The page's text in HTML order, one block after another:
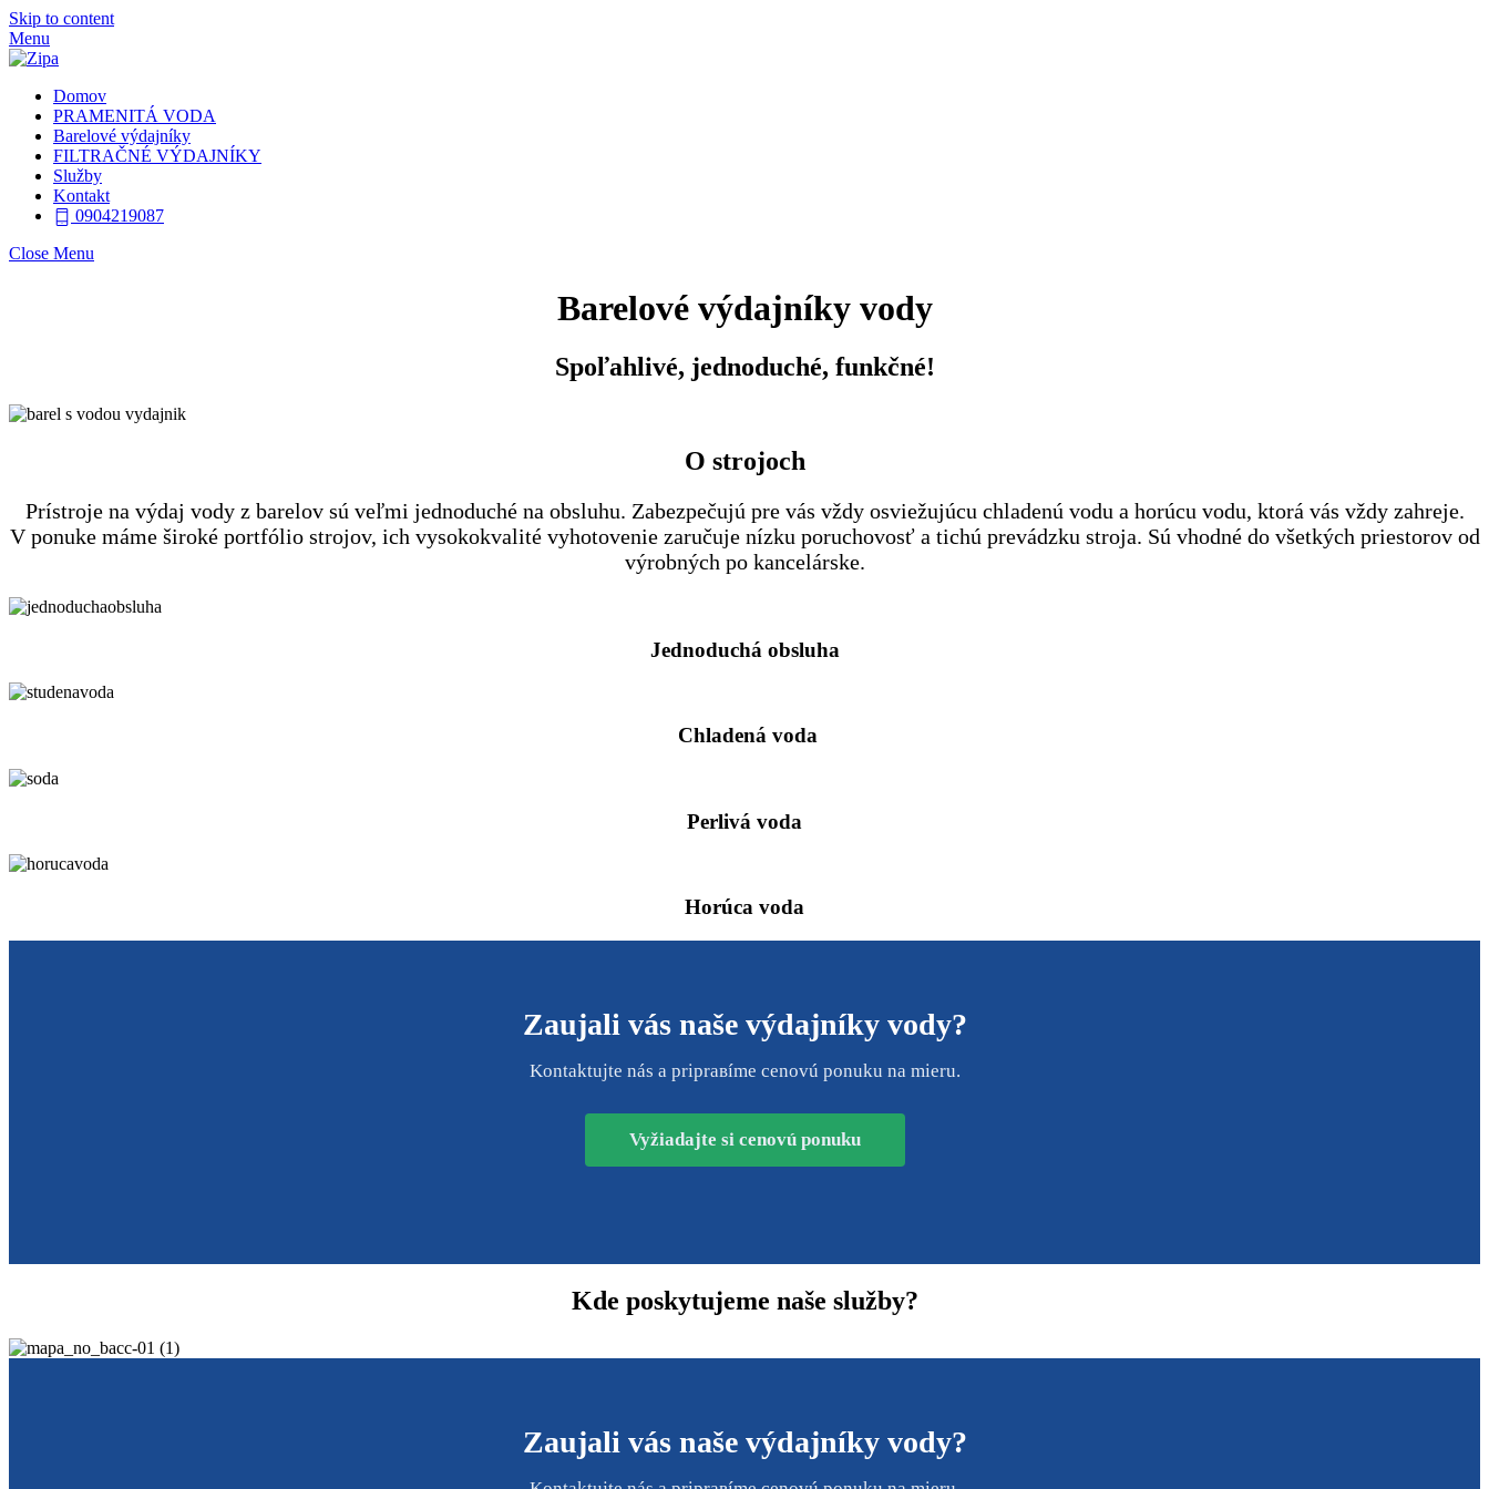
Skip to content
Menu
Domov
PRAMENITÁ VODA
Barelové výdajníky
FILTRAČNÉ VÝDAJNÍKY
Služby
Kontakt
0904219087
Close Menu
Barelové výdajníky vody
Spoľahlivé, jednoduché, funkčné!
O strojoch
Prístroje na výdaj vody z barelov sú veľmi jednoduché na obsluhu. Zabezpečujú pre vás vždy osviežujúcu chladenú vodu a horúcu vodu, ktorá vás vždy zahreje.
V ponuke máme široké portfólio strojov, ich vysokokvalité vyhotovenie zaručuje nízku poruchovosť a tichú prevádzku stroja. Sú vhodné do všetkých priestorov od
výrobných po kancelárske.
Jednoduchá obsluha
Chladená voda
Perlivá voda
Horúca voda
Zaujali vás naše výdajníky vody?
Kontaktujte nás a priprавíme cenovú ponuku na mieru.
Vyžiadajte si cenovú ponuku
Kde poskytujeme naše služby?
Zaujali vás naše výdajníky vody?